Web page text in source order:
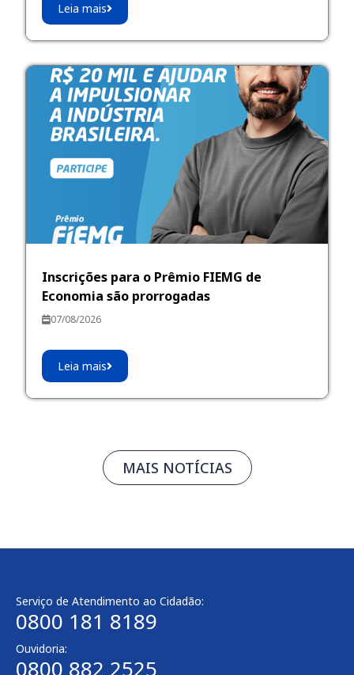
Leia mais
Inscrições para o Prêmio FIEMG de
Economia são prorrogadas
07/08/2026
Leia mais
MAIS NOTÍCIAS
Serviço de Atendimento ao Cidadão:
0800 181 8189
Ouvidoria:
0800 882 2525